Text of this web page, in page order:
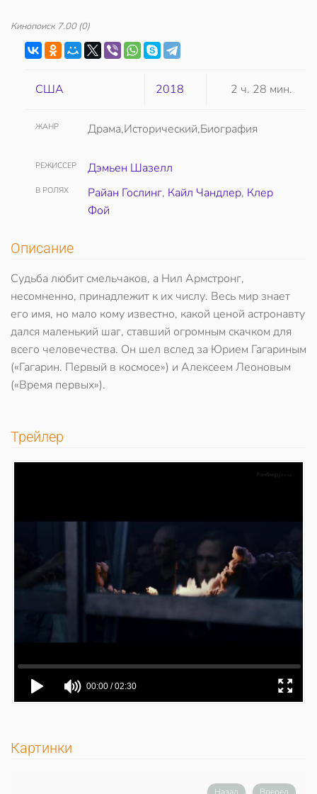
Кинопоиск 7.00(0)
США 2018 2 ч. 28 мин.
ЖАНР Драма,Исторический,Биография
РЕЖИССЕР Дэмьен Шазелл
В РОЛЯХ Райан Гослинг, Кайл Чандлер, Клер
Фой
Описание
Судьба любит смельчаков, а Нил Армстронг,
несомненно, принадлежит к их числу. Весь мир знает
его имя, но мало кому известно, какой ценой астронавту
дался маленький шаг, ставший огромным скачком для
всего человечества. Он шел вслед за Юрием Гагариным
(«Гагарин. Первый в космосе») и Алексеем Леоновым
(«Время первых»).
Трейлер
Картинки